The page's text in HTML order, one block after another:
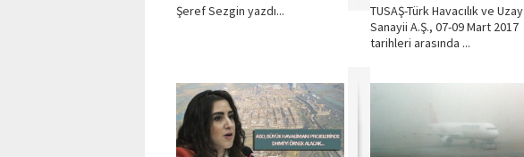
Şeref Sezgin yazdı...
TUSAŞ-Türk Havacılık ve Uzay
Sanayii A.Ş., 07-09 Mart 2017
tarihleri arasında ...